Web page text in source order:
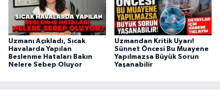
Uzmanı Açıkladı, Sıcak
Havalarda Yapılan
Beslenme Hataları Bakın
Nelere Sebep Oluyor
Uzmandan Kritik Uyarı!
Sünnet Öncesi Bu Muayene
Yapılmazsa Büyük Sorun
Yaşanabilir